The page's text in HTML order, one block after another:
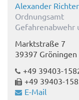
Alexander Richter
Ordnungsamt
Gefahrenabwehr
Marktstraße 7
39397 Gröningen
+49 39403-
+49 39403-
E-Mail